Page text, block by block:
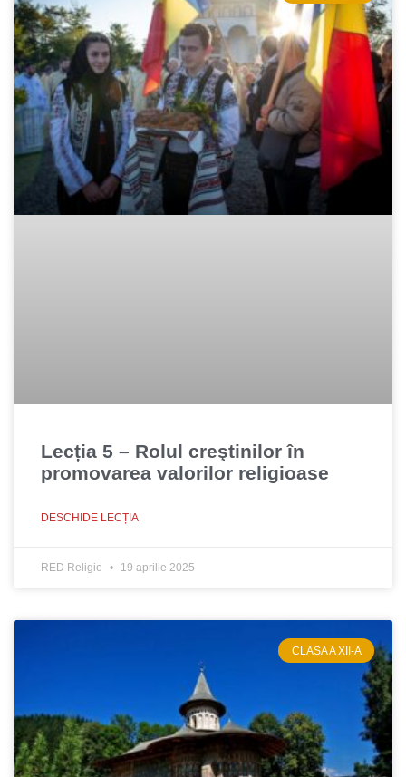
Lecția 5 – Rolul creştinilor în
promovarea valorilor religioase
DESCHIDE LECȚIA
RED Religie 19 aprilie 2025
CLASA A XII-A